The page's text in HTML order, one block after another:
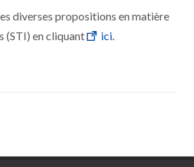
diverses propositions en matière
(STI) en cliquant
ici.